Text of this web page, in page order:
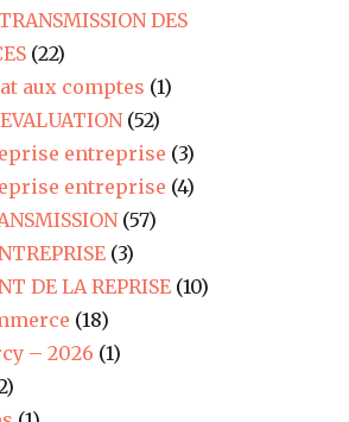
DES
(22)
aux comptes (1)
(52)
entreprise (3)
entreprise (4)
(57)
(3)
DE LA REPRISE (10)
(18)
– 2026 (1)